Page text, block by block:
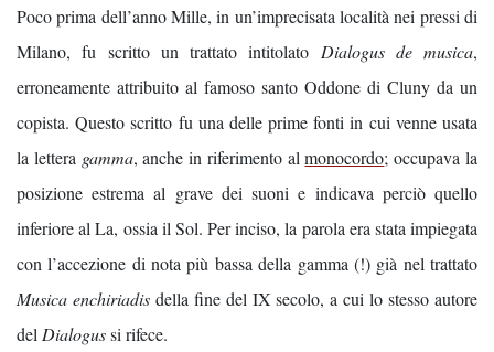
Poco prima dell’anno Mille, in un’imprecisata località nei pressi di
Milano, fu scritto un trattato intitolato Dialogus de musica,
erroneamente attribuito al famoso santo Oddone di Cluny da un
copista. Questo scritto fu una delle prime fonti in cui venne usata
la lettera gamma, anche in riferimento almonocordo; occupava la
posizione estrema al grave dei suoni e indicava perciò quello
inferiore al La, ossia il Sol. Per inciso, la parola era stata impiegata
con l’accezione di nota più bassa della gamma (!) già nel trattato
Musica enchiriadisdella fine del IX secolo, a cui lo stesso autore
del Dialogussi rifece.